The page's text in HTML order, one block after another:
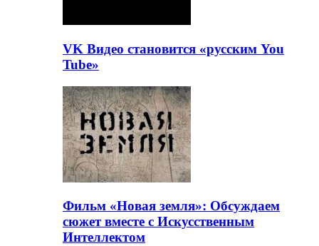
VK Видео становится «русским You
Tube»
Фильм «Новая земля»: Обсуждаем
сюжет вместе с Искусственным
Интеллектом